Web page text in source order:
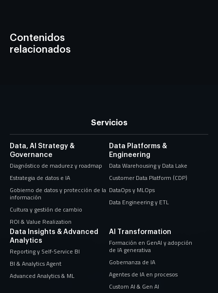
Contenidos
relacionados
Servicios
Data, AI Strategy &
Governance
Diagnóstico de madurez y roadmap
Estrategia de datos e IA
Gobierno de datos y protección de la
información
Cultura y gestión de cambio
ROI & Value Realization
Data Platforms &
Engineering
Data Warehousing y Data Lake
Customer Data Platform (CDP)
DataOps y MLOps
Data Engineering y ETL
Data Insights & Advanced
Analytics
Reporting y Self-Service BI
BI & Analytics Agent
Advanced Analytics & ML
AI Transformation
Formación en GenAI y adopción
de IA generativa
Gobernanza de IA
Agentes de IA en procesos
Custom AI & Gen AI